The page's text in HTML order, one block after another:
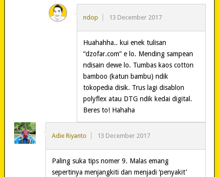
ndop 13 December 2017
Huahahha.. kui enek tulisan
“dzofar.com” e lo. Mending sampean
ndisain dewe lo. Tumbas kaos cotton
bamboo (katun bambu) ndik
tokopedia disik. Trus lagi disablon
polyflex atau DTG ndik kedai digital.
Beres to! Hahaha
Adie Riyanto 13 December 2017
Paling suka tips nomer 9. Malas emang
sepertinya menjangkiti dan menjadi ‘penyakit’